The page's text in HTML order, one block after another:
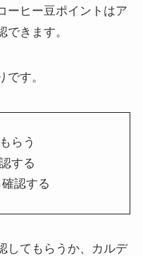
ーヒー豆ポイントはア
きます。
す。
らう
する
認する
してもらうか、カルデ